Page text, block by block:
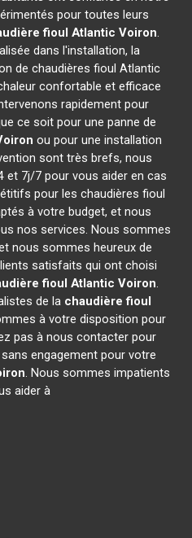
pour toutes leurs
fioul Atlantic Voiron.
dans l'installation, la
de chaudières fioul Atlantic
confortable et efficace
rapidement pour
ce soit pour une panne de
ou pour une installation
sont très brefs, nous
et 7j/7 pour vous aider en cas
pour les chaudières fioul
à votre budget, et nous
nos services. Nous sommes
nous sommes heureux de
satisfaits qui ont choisi
fioul Atlantic Voiron.
de la chaudière fioul
à votre disposition pour
pas à nous contacter pour
engagement pour votre
. Nous sommes impatients
aider à